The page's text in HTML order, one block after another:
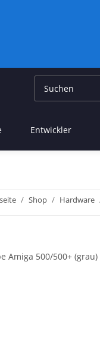
Entwickler
Shop Hardware